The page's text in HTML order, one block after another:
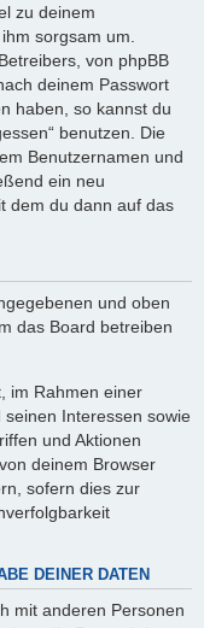
zu deinem
sorgsam um.
von phpBB
deinem Passwort
haben, so kannst du
benutzen. Die
Benutzernamen und
ein neu
dem du dann auf das
und oben
das Board betreiben
im Rahmen einer
Interessen sowie
und Aktionen
deinem Browser
sofern dies zur
DEINER DATEN
mit anderen Personen